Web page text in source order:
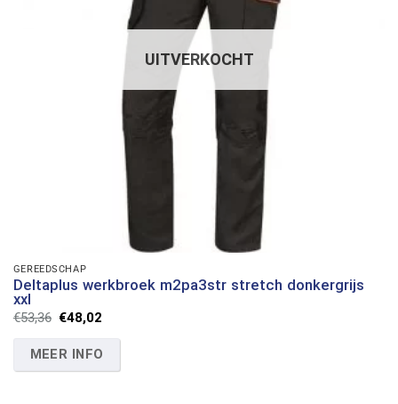
UITVERKOCHT
GEREEDSCHAP
Deltaplus werkbroek m2pa3str stretch donkergrijs
xxl
€53,36 Oorspronkelijke
prijs
€53,36.
€48,02
€48,02.
MEER INFO